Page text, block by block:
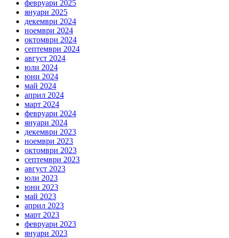
февруари 2025
януари 2025
декември 2024
ноември 2024
октомври 2024
септември 2024
август 2024
юли 2024
юни 2024
май 2024
април 2024
март 2024
февруари 2024
януари 2024
декември 2023
ноември 2023
октомври 2023
септември 2023
август 2023
юли 2023
юни 2023
май 2023
април 2023
март 2023
февруари 2023
януари 2023